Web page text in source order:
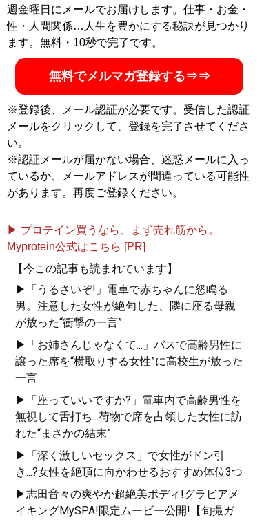
週金曜日にメールでお届けします。仕事・お金・
性・人間関係…人生を豊かにする秘訣が見つかり
ます。無料・10秒で完了です。
無料でメルマガ登録する⇒⇒
※登録後、メール認証が必要です。受信した認証
メールをクリックして、登録を完了させてくださ
い。
※認証メールが届かない場合、迷惑メールに入っ
ているか、メールアドレスが間違っている可能性
があります。再度ご登録ください。
▶ プロテイン買うなら、まず売れ筋から。
Myprotein公式はこちら [PR]
【今この記事も読まれています】
▶「うるさいぞ!」電車で赤ちゃんに怒鳴る
男。注意した女性が絶句した、隣に座る母親
が放った“衝撃の一言”
▶「お姉さんじゃなくて...」バスで高齢男性に
譲った席を“横取りする女性”に高校生が放った
一言
▶「座っていいですか?」電車内で高齢男性を
無視して舌打ち...荷物で席を占領した女性に訪
れた“まさかの結末”
▶「深く激しいセックス」で女性がドン引
き...?女性を絶頂に向かわせるおすすめ体位3つ
▶志田音々の爽やか超絶美ボディ!グラビアメ
イキングMySPA!限定ムービー公開!【旬撮ガ